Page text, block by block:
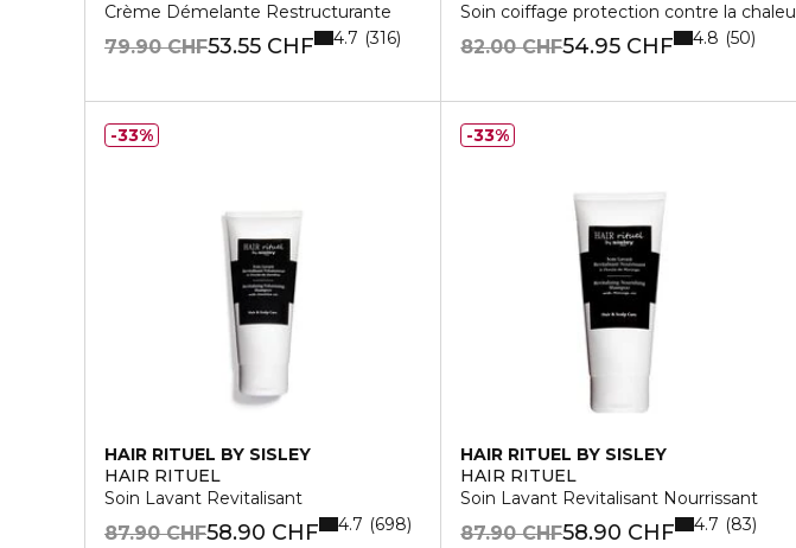
Crème Démelante Restructurante
53.55 CHF
79.90 CHF 4.7 316
Soin coiffage protection contre la chaleur
54.95 CHF
82.00 CHF 4.8 50
HAIR RITUEL BY SISLEY
HAIR RITUEL
Soin Lavant Revitalisant
58.90 CHF
87.90 CHF 4.7 698
33%
HAIR RITUEL BY SISLEY
HAIR RITUEL
Soin Lavant Revitalisant Nourrissant
58.90 CHF
87.90 CHF 4.7 83
33%